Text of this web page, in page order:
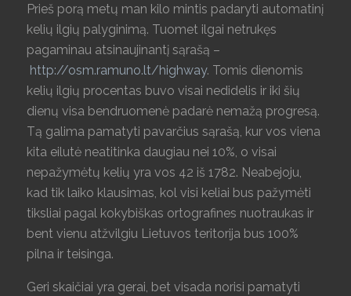
Prieš porą metų man kilo mintis padaryti automatinį
kelių ilgių palyginimą. Tuomet ilgai netrukęs
pagaminau atsinaujinantį sąrašą –
http://osm.ramuno.lt/highway. Tomis dienomis
kelių ilgių procentas buvo visai nedidelis ir iki šių
dienų visa bendruomenė padarė nemažą progresą.
Tą galima pamatyti pavarčius sąrašą, kur vos viena
kita eilutė neatitinka daugiau nei 10%, o visai
nepažymėtų kelių yra vos 42 iš 1782. Neabejoju,
kad tik laiko klausimas, kol visi keliai bus pažymėti
tiksliai pagal kokybiškas ortografines nuotraukas ir
bent vienu atžvilgiu Lietuvos teritorija bus 100%
pilna ir teisinga.
Geri skaičiai yra gerai, bet visada norisi pamatyti